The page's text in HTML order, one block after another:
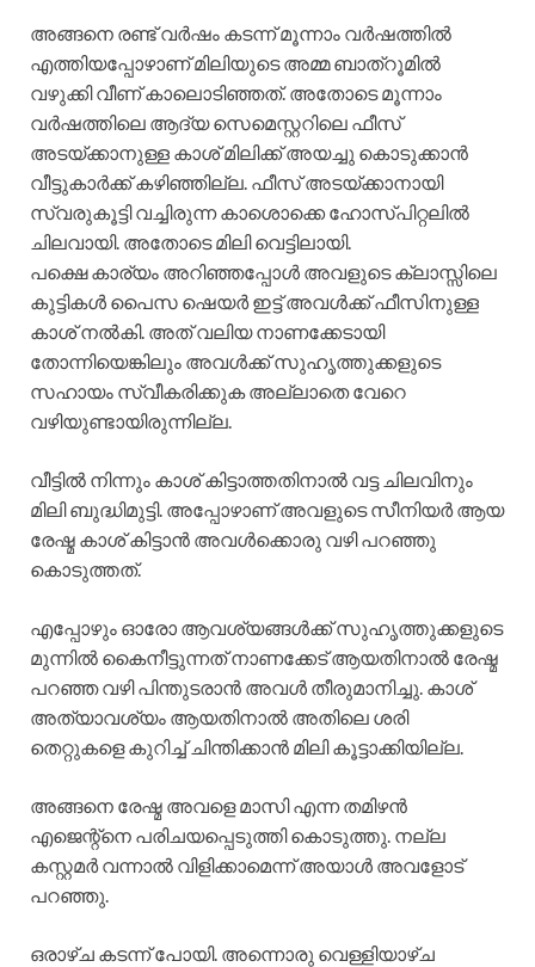
അങ്ങനെ രണ്ട് വർഷം കടന്ന് മൂന്നാം വർഷത്തിൽ
എത്തിയപ്പോഴാണ് മിലിയുടെ അമ്മ ബാത്‌റൂമിൽ
വഴുക്കി വീണ് കാലൊടിഞ്ഞത്. അതോടെ മൂന്നാം
വർഷത്തിലെ ആദ്യ സെമെസ്റ്ററിലെ ഫീസ്
അടയ്ക്കാനുള്ള കാശ് മിലിക്ക് അയച്ചു കൊടുക്കാൻ
വീട്ടുകാർക്ക് കഴിഞ്ഞില്ല. ഫീസ് അടയ്ക്കാനായി
സ്വരുകൂട്ടി വച്ചിരുന്ന കാശൊക്കെ ഹോസ്പിറ്റലിൽ
ചിലവായി. അതോടെ മിലി വെട്ടിലായി.
പക്ഷെ കാര്യം അറിഞ്ഞപ്പോൾ അവളുടെ ക്ലാസ്സിലെ
കുട്ടികൾ പൈസ ഷെയർ ഇട്ട് അവൾക്ക് ഫീസിനുള്ള
കാശ് നൽകി. അത് വലിയ നാണക്കേടായി
തോന്നിയെങ്കിലും അവൾക്ക് സുഹൃത്തുക്കളുടെ
സഹായം സ്വീകരിക്കുക അല്ലാതെ വേറെ
വഴിയുണ്ടായിരുന്നില്ല.
വീട്ടിൽ നിന്നും കാശ് കിട്ടാത്തതിനാൽ വട്ട ചിലവിനും
മിലി ബുദ്ധിമുട്ടി. അപ്പോഴാണ് അവളുടെ സീനിയർ ആയ
രേഷ്മ കാശ് കിട്ടാൻ അവൾക്കൊരു വഴി പറഞ്ഞു
കൊടുത്തത്.
എപ്പോഴും ഓരോ ആവശ്യങ്ങൾക്ക് സുഹൃത്തുക്കളുടെ
മുന്നിൽ കൈനീട്ടുന്നത് നാണക്കേട് ആയതിനാൽ രേഷ്മ
പറഞ്ഞ വഴി പിന്തുടരാൻ അവൾ തീരുമാനിച്ചു. കാശ്
അത്യാവശ്യം ആയതിനാൽ അതിലെ ശരി
തെറ്റുകളെ കുറിച്ച് ചിന്തിക്കാൻ മിലി കൂട്ടാക്കിയില്ല.
അങ്ങനെ രേഷ്മ അവളെ മാസി എന്ന തമിഴൻ
എജെന്റ്നെ പരിചയപ്പെടുത്തി കൊടുത്തു. നല്ല
കസ്റ്റമർ വന്നാൽ വിളിക്കാമെന്ന് അയാൾ അവളോട്
പറഞ്ഞു.
ഒരാഴ്ച കടന്ന് പോയി. അന്നൊരു വെള്ളിയാഴ്ച